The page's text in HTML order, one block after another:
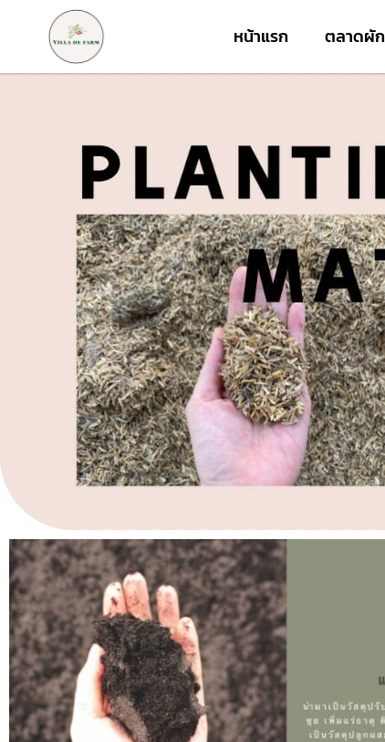
หน้าแรก ตลาดผัก